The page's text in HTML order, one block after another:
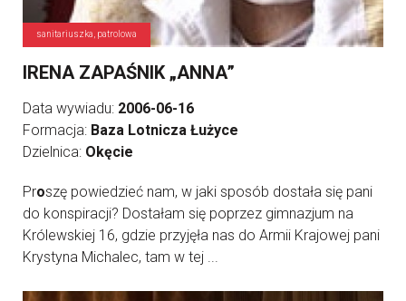
sanitariuszka, patrolowa
IRENA ZAPAŚNIK „ANNA”
Data wywiadu: 2006-06-16
Formacja: Baza Lotnicza Łużyce
Dzielnica: Okęcie
Proszę powiedzieć nam, w jaki sposób dostała się pani
do konspiracji? Dostałam się poprzez gimnazjum na
Królewskiej 16, gdzie przyjęła nas do Armii Krajowej pani
Krystyna Michalec, tam w tej ...